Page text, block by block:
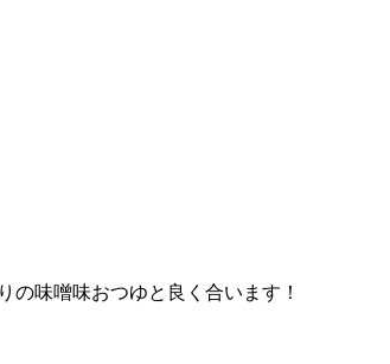
の味噌味おつゆと良く合います！